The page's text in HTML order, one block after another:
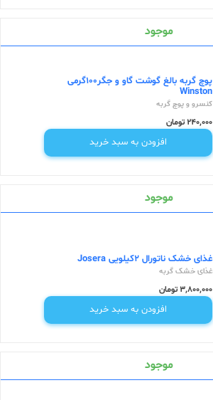
موجود
پوچ گربه بالغ گوشت گاو و جگر100گرمی
Winston
کنسرو و پوچ گربه
240,000 تومان
افزودن به سبد خرید
موجود
غذای خشک ناتورال 2کیلویی Josera
غذای خشک گربه
3,800,000 تومان
افزودن به سبد خرید
موجود